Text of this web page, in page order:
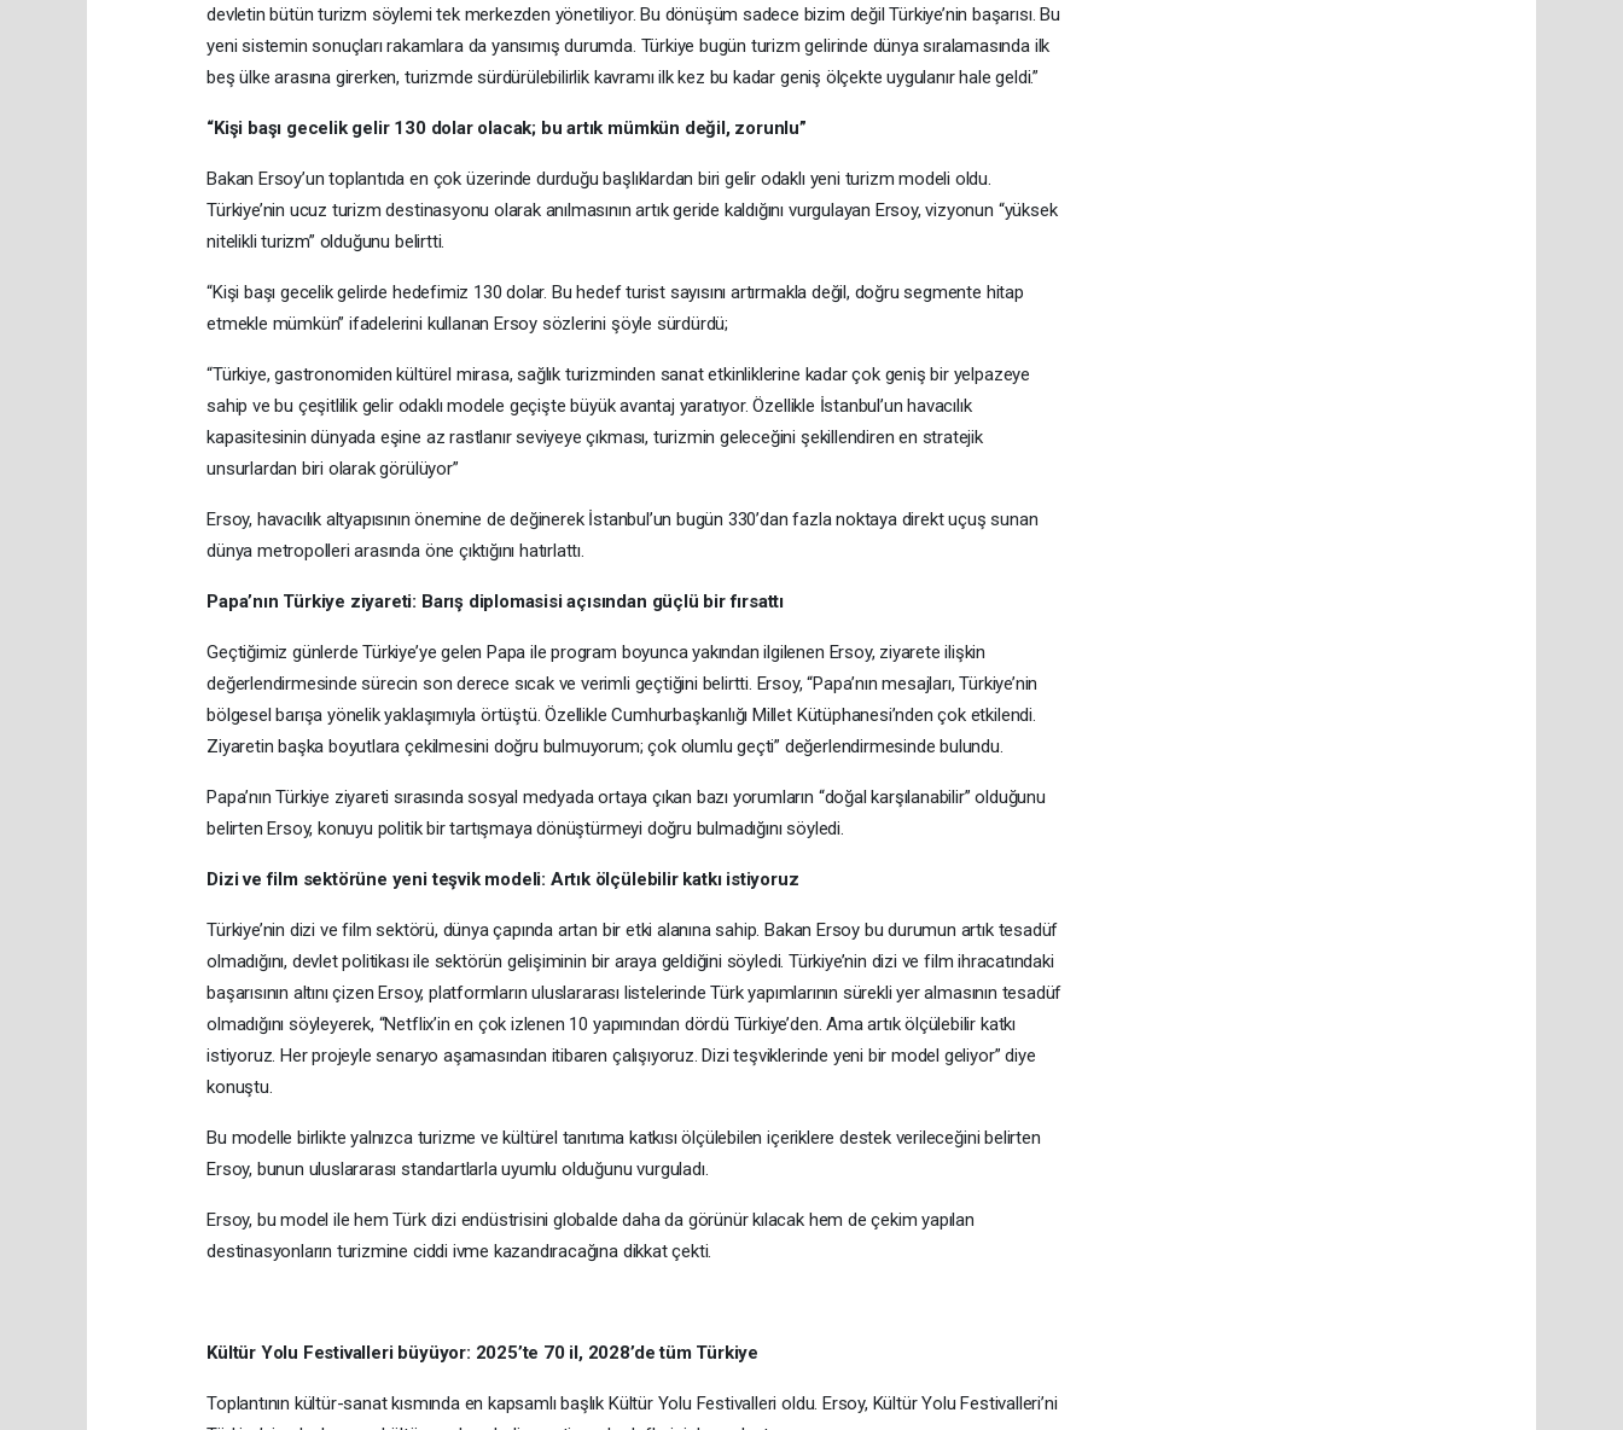
devletin bütün turizm söylemi tek merkezden yönetiliyor. Bu dönüşüm sadece bizim değil Türkiye’nin başarısı. Bu
yeni sistemin sonuçları rakamlara da yansımış durumda. Türkiye bugün turizm gelirinde dünya sıralamasında ilk
beş ülke arasına girerken, turizmde sürdürülebilirlik kavramı ilk kez bu kadar geniş ölçekte uygulanır hale geldi.”
“Kişi başı gecelik gelir 130 dolar olacak; bu artık mümkün değil, zorunlu”
Bakan Ersoy’un toplantıda en çok üzerinde durduğu başlıklardan biri gelir odaklı yeni turizm modeli oldu.
Türkiye’nin ucuz turizm destinasyonu olarak anılmasının artık geride kaldığını vurgulayan Ersoy, vizyonun “yüksek
nitelikli turizm” olduğunu belirtti.
“Kişi başı gecelik gelirde hedefimiz 130 dolar. Bu hedef turist sayısını artırmakla değil, doğru segmente hitap
etmekle mümkün” ifadelerini kullanan Ersoy sözlerini şöyle sürdürdü;
“Türkiye, gastronomiden kültürel mirasa, sağlık turizminden sanat etkinliklerine kadar çok geniş bir yelpazeye
sahip ve bu çeşitlilik gelir odaklı modele geçişte büyük avantaj yaratıyor. Özellikle İstanbul’un havacılık
kapasitesinin dünyada eşine az rastlanır seviyeye çıkması, turizmin geleceğini şekillendiren en stratejik
unsurlardan biri olarak görülüyor”
Ersoy, havacılık altyapısının önemine de değinerek İstanbul’un bugün 330’dan fazla noktaya direkt uçuş sunan
dünya metropolleri arasında öne çıktığını hatırlattı.
Papa’nın Türkiye ziyareti: Barış diplomasisi açısından güçlü bir fırsattı
Geçtiğimiz günlerde Türkiye’ye gelen Papa ile program boyunca yakından ilgilenen Ersoy, ziyarete ilişkin
değerlendirmesinde sürecin son derece sıcak ve verimli geçtiğini belirtti. Ersoy, “Papa’nın mesajları, Türkiye’nin
bölgesel barışa yönelik yaklaşımıyla örtüştü. Özellikle Cumhurbaşkanlığı Millet Kütüphanesi’nden çok etkilendi.
Ziyaretin başka boyutlara çekilmesini doğru bulmuyorum; çok olumlu geçti” değerlendirmesinde bulundu.
Papa’nın Türkiye ziyareti sırasında sosyal medyada ortaya çıkan bazı yorumların “doğal karşılanabilir” olduğunu
belirten Ersoy, konuyu politik bir tartışmaya dönüştürmeyi doğru bulmadığını söyledi.
Dizi ve film sektörüne yeni teşvik modeli: Artık ölçülebilir katkı istiyoruz
Türkiye’nin dizi ve film sektörü, dünya çapında artan bir etki alanına sahip. Bakan Ersoy bu durumun artık tesadüf
olmadığını, devlet politikası ile sektörün gelişiminin bir araya geldiğini söyledi. Türkiye’nin dizi ve film ihracatındaki
başarısının altını çizen Ersoy, platformların uluslararası listelerinde Türk yapımlarının sürekli yer almasının tesadüf
olmadığını söyleyerek, “Netflix’in en çok izlenen 10 yapımından dördü Türkiye’den. Ama artık ölçülebilir katkı
istiyoruz. Her projeyle senaryo aşamasından itibaren çalışıyoruz. Dizi teşviklerinde yeni bir model geliyor” diye
konuştu.
Bu modelle birlikte yalnızca turizme ve kültürel tanıtıma katkısı ölçülebilen içeriklere destek verileceğini belirten
Ersoy, bunun uluslararası standartlarla uyumlu olduğunu vurguladı.
Ersoy, bu model ile hem Türk dizi endüstrisini globalde daha da görünür kılacak hem de çekim yapılan
destinasyonların turizmine ciddi ivme kazandıracağına dikkat çekti.
Kültür Yolu Festivalleri büyüyor: 2025’te 70 il, 2028’de tüm Türkiye
Toplantının kültür-sanat kısmında en kapsamlı başlık Kültür Yolu Festivalleri oldu. Ersoy, Kültür Yolu Festivalleri’ni